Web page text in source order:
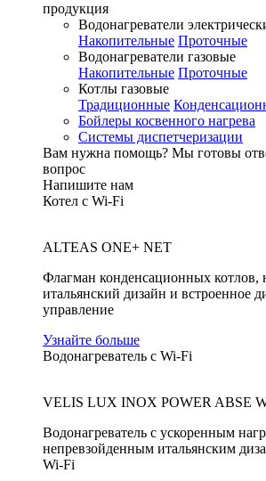
продукция
Водонагреватели
Накопительные Проточные
Водонагреватели газовые
Накопительные Проточные
Котлы газовые
Традиционные
Бойлеры косвенного нагрева
Системы диспетчеризации
Вам нужна помощь? Мы готовы
вопрос
Напишите нам
Котел с Wi-Fi
ALTEAS ONE+ NET
Флагман конденсационных котлов,
итальянский дизайн и встроенное
управление
Узнайте больше
Водонагреватель с Wi-Fi
VELIS LUX INOX POWER ABSE
Водонагреватель с ускоренным
непревзойденным итальянским
Wi-Fi